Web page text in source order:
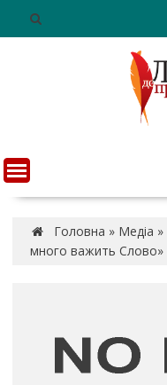
n
t
Головна » Медіа »
много важить Слово»